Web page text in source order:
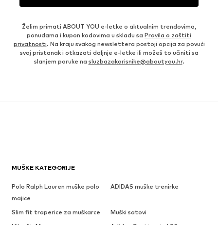
Želim primati ABOUT YOU e-letke o aktualnim trendovima,
ponudama i kupon kodovima u skladu sa Pravila o zaštiti
privatnosti. Na kraju svakog newslettera postoji opcija za povući
svoj pristanak i otkazati daljnje e-letke ili možeš to učiniti sa
slanjem poruke na sluzbazakorisnike@aboutyou.hr.
MUŠKE KATEGORIJE
Polo Ralph Lauren muške polo
majice
ADIDAS muške trenirke
Slim fit traperice za muškarce
Muški satovi